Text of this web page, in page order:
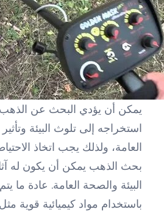
يمكن أن يؤدي البحث عن
استخراجه إلى تلوث البيئة
العامة، ولذلك يجب اتخاذ
بحث الذهب يمكن أن يكون له
البيئة والصحة العامة. عادة ما
باستخدام مواد كيميائية قوية